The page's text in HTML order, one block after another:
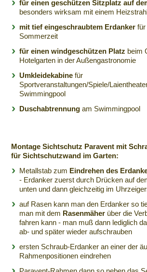
für einen geschützen Sitzplatz auf
besonders wirksam mit einem
mit tief eingeschraubtem Erdanker für
Sommerzeit
für einen windgeschützen Platz beim
Hotelgarten in der Außengastronomie
Umkleidekabine für
Sportveranstaltungen/Spiele/
Swimmingpool
Duschabtrennung am Swimmingpool
Montage Sichtschutz Paravent mit
für Sichtschutzwand im Garten:
Metallstab zum Eindrehen des
- Erdanker zuerst durch Drücken auf
unten und dann gleichzeitig im
auf Rasen kann man den Erdanker so
man mit dem Rasenmäher über die
fahren kann - man muß dann lediglich
ab- und später wieder aufschrauben
ersten Schraub-Erdanker an einer der
Rahmenpositionen eindrehen